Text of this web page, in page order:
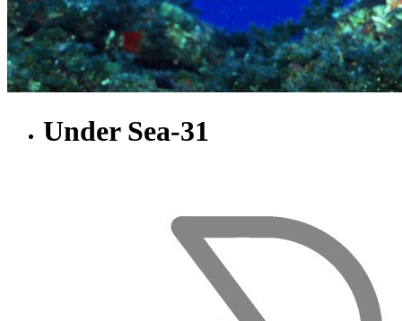
Under Sea-31